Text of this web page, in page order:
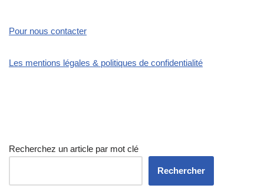
Pour nous contacter
Les mentions légales & politiques de confidentialité
Recherchez un article par mot clé
Rechercher